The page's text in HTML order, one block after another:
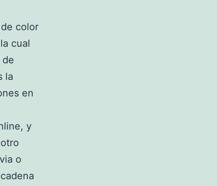
color
cual
de
la
en
y
o